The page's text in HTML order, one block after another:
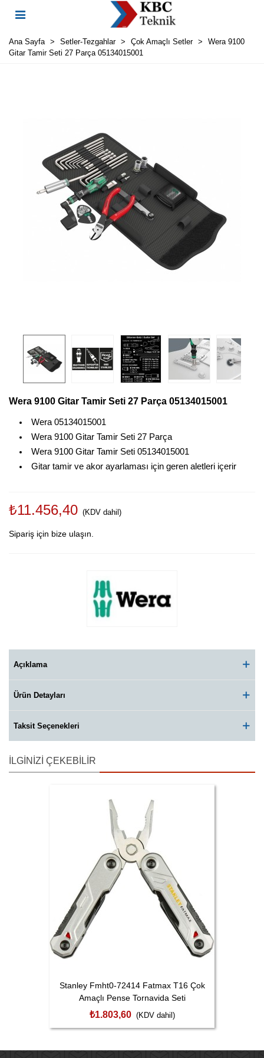
Ana Sayfa > Setler-Tezgahlar > Çok Amaçlı Setler >
Wera 9100
Gitar Tamir Seti 27 Parça 05134015001
Wera 9100 Gitar Tamir Seti 27 Parça 05134015001
Wera 05134015001
Wera 9100 Gitar Tamir Seti 27 Parça
Wera 9100 Gitar Tamir Seti 05134015001
Gitar tamir ve akor ayarlaması için geren aletleri içerir
₺11.456,40 (KDV dahil)
Sipariş için bize ulaşın.
Açıklama
Ürün Detayları
Taksit Seçenekleri
İLGINIZI ÇEKEBILIR
Stanley Fmht0-72414 Fatmax T16 Çok
Amaçlı Pense Tornavida Seti
₺1.803,60 (KDV dahil)